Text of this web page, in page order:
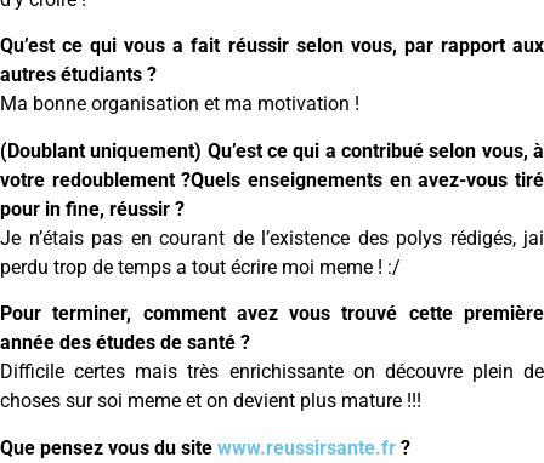
Qu’est ce qui vous a fait réussir selon vous, par rapport aux
autres étudiants ?
Ma bonne organisation et ma motivation !
(Doublant uniquement) Qu’est ce qui a contribué selon vous, à
votre redoublement ?Quels enseignements en avez-vous tiré
pour in fine, réussir ?
Je n’étais pas en courant de l’existence des polys rédigés, jai
perdu trop de temps a tout écrire moi meme ! :/
Pour terminer, comment avez vous trouvé cette première
année des études de santé ?
Difficile certes mais très enrichissante on découvre plein de
choses sur soi meme et on devient plus mature !!!
Que pensez vous du site www.reussirsante.fr ?